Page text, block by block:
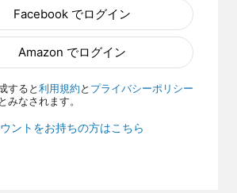
Facebook でログイン
Amazon でログイン
すると 利用規約 と プライバシーポリシー
みなされます。
ントをお持ちの方はこちら